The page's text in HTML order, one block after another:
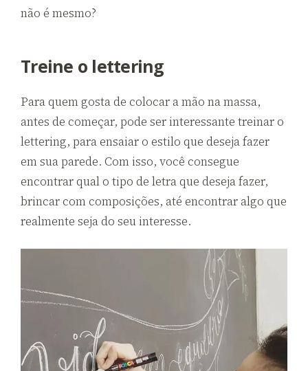
não é mesmo?
Treine o lettering
Para quem gosta de colocar a mão na massa,
antes de começar, pode ser interessante treinar o
lettering, para ensaiar o estilo que deseja fazer
em sua parede. Com isso, você consegue
encontrar qual o tipo de letra que deseja fazer,
brincar com composições, até encontrar algo que
realmente seja do seu interesse.